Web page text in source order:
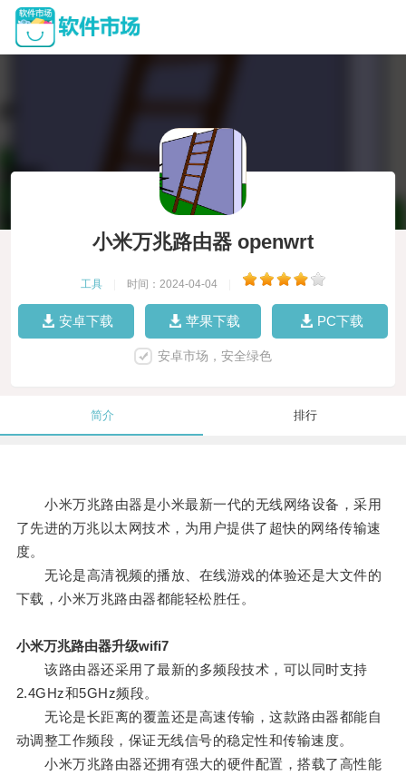
小米万兆路由器 openwrt
工具 时间：2024-04-04
安卓下载 苹果下载 PC下载
安卓市场，安全绿色
简介 排行
小米万兆路由器是小米最新一代的无线网络设备，采用
了先进的万兆以太网技术，为用户提供了超快的网络传输速
度。
无论是高清视频的播放、在线游戏的体验还是大文件的
下载，小米万兆路由器都能轻松胜任。
小米万兆路由器升级wifi7
该路由器还采用了最新的多频段技术，可以同时支持
2.4GHz和5GHz频段。
无论是长距离的覆盖还是高速传输，这款路由器都能自
动调整工作频段，保证无线信号的稳定性和传输速度。
小米万兆路由器还拥有强大的硬件配置，搭载了高性能